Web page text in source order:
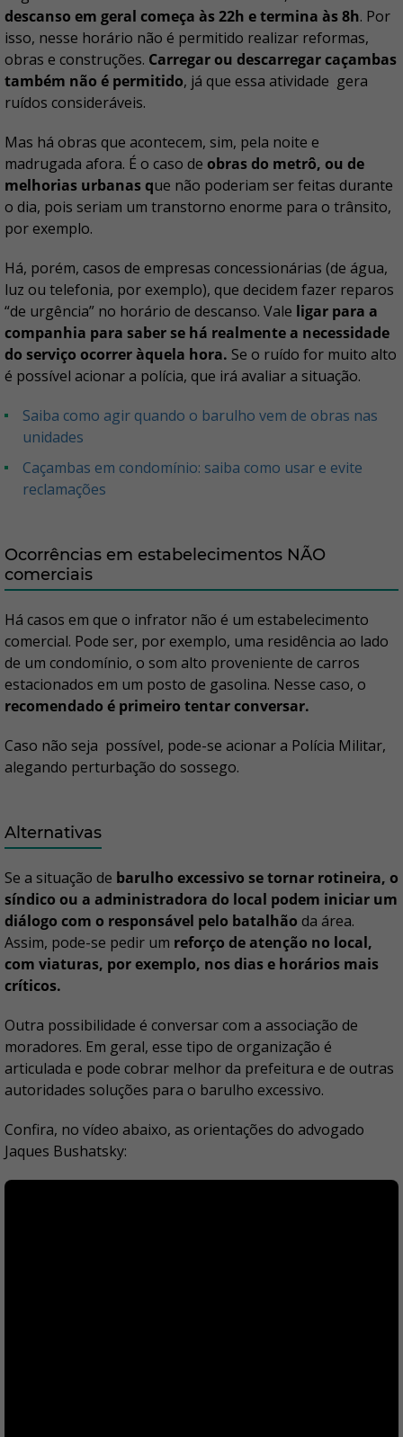
descanso em geral começa às 22h e termina às 8h. Por
isso, nesse horário não é permitido realizar reformas,
obras e construções. Carregar ou descarregar caçambas
também não é permitido, já que essa atividade gera
ruídos consideráveis.
Mas há obras que acontecem, sim, pela noite e
madrugada afora. É o caso de obras do metrô, ou de
melhorias urbanas que não poderiam ser feitas durante
o dia, pois seriam um transtorno enorme para o trânsito,
por exemplo.
Há, porém, casos de empresas concessionárias (de água,
luz ou telefonia, por exemplo), que decidem fazer reparos
“de urgência” no horário de descanso. Vale ligar para a
companhia para saber se há realmente a necessidade
do serviço ocorrer àquela hora. Se o ruído for muito alto
é possível acionar a polícia, que irá avaliar a situação.
Saiba como agir quando o barulho vem de obras nas
unidades
Caçambas em condomínio: saiba como usar e evite
reclamações
Ocorrências em estabelecimentos NÃO
comerciais
Há casos em que o infrator não é um estabelecimento
comercial. Pode ser, por exemplo, uma residência ao lado
de um condomínio, o som alto proveniente de carros
estacionados em um posto de gasolina. Nesse caso, o
recomendado é primeiro tentar conversar.
Caso não seja possível, pode-se acionar a Polícia Militar,
alegando perturbação do sossego.
Alternativas
Se a situação de barulho excessivo se tornar rotineira, o
síndico ou a administradora do local podem iniciar um
diálogo com o responsável pelo batalhão da área.
Assim, pode-se pedir um reforço de atenção no local,
com viaturas, por exemplo, nos dias e horários mais
críticos.
Outra possibilidade é conversar com a associação de
moradores. Em geral, esse tipo de organização é
articulada e pode cobrar melhor da prefeitura e de outras
autoridades soluções para o barulho excessivo.
Confira, no vídeo abaixo, as orientações do advogado
Jaques Bushatsky: